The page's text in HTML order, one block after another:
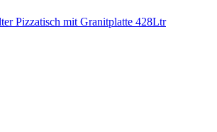
Pizzatisch mit Granitplatte 428Ltr